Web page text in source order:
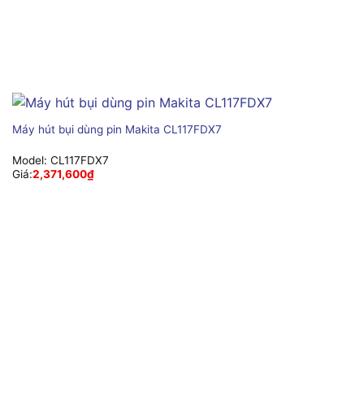
Máy hút bụi dùng pin Makita CL117FDX7
Model: CL117FDX7
Giá:2,371,600₫